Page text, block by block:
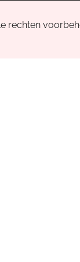
rechten